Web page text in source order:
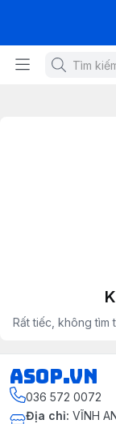
Rất tiếc, không tìm
asop.vn
036 572 0072
Địa chỉ: VĨNH